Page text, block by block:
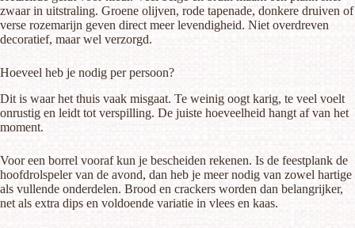
zwaar in uitstraling. Groene olijven, rode tapenade, donkere druiven of
verse rozemarijn geven direct meer levendigheid. Niet overdreven
decoratief, maar wel verzorgd.
Hoeveel heb je nodig per persoon?
Dit is waar het thuis vaak misgaat. Te weinig oogt karig, te veel voelt
onrustig en leidt tot verspilling. De juiste hoeveelheid hangt af van het
moment.
Voor een borrel vooraf kun je bescheiden rekenen. Is de feestplank de
hoofdrolspeler van de avond, dan heb je meer nodig van zowel hartige
als vullende onderdelen. Brood en crackers worden dan belangrijker,
net als extra dips en voldoende variatie in vlees en kaas.